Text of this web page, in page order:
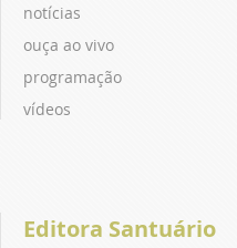
notícias
ouça ao vivo
programação
vídeos
Editora Santuário